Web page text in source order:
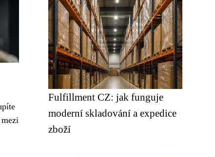
Fulfillment CZ: jak funguje
moderní skladování a expedice
zboží